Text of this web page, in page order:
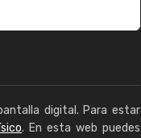
digital. Para estar
. En esta web puedes